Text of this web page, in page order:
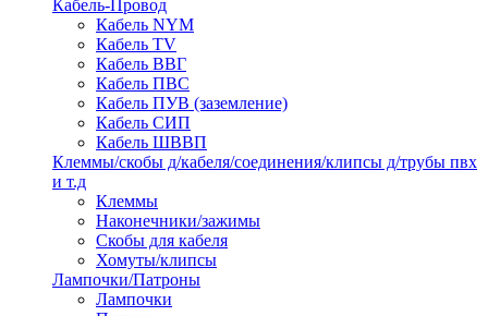
Кабель-Провод
Кабель NYM
Кабель TV
Кабель ВВГ
Кабель ПВС
Кабель ПУВ (заземление)
Кабель СИП
Кабель ШВВП
Клеммы/скобы д/кабеля/соединения/клипсы д/трубы пвх
и т.д
Клеммы
Наконечники/зажимы
Скобы для кабеля
Хомуты/клипсы
Лампочки/Патроны
Лампочки